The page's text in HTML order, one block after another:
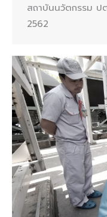
สถาบันนวัตกรรม ป
2562